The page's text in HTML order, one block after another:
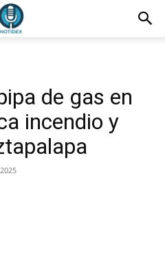
de gas en
incendio y